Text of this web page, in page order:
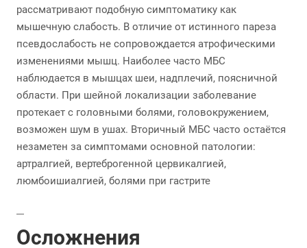
рассматривают подобную симптоматику как
мышечную слабость. В отличие от истинного пареза
псевдослабость не сопровождается атрофическими
изменениями мышц. Наиболее часто МБС
наблюдается в мышцах шеи, надплечий, поясничной
области. При шейной локализации заболевание
протекает с головными болями, головокружением,
возможен шум в ушах. Вторичный МБС часто остаётся
незаметен за симптомами основной патологии:
артралгией, вертеброгенной цервикалгией,
люмбоишиалгией, болями при гастрите
Осложнения